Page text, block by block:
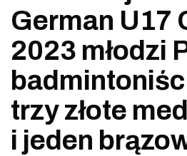
German U17
2023 młodzi
trzy złote
i jeden